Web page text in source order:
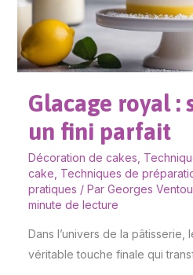
Glacage royal :
un fini parfait
Décoration de cakes
cake Techniques de
pratiques / Par Georges
minute de lecture
Dans l’univers de la
véritable touche finale qui
parfait